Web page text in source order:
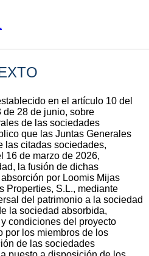
en el artículo 10 del
de 28 de junio, sobre
de las sociedades
que las Juntas Generales
las citadas sociedades,
16 de marzo de 2026,
la fusión de dichas
por Loomis Mijas
Properties, S.L., mediante
del patrimonio a la sociedad
la sociedad absorbida,
condiciones del proyecto
por los miembros de los
de las sociedades